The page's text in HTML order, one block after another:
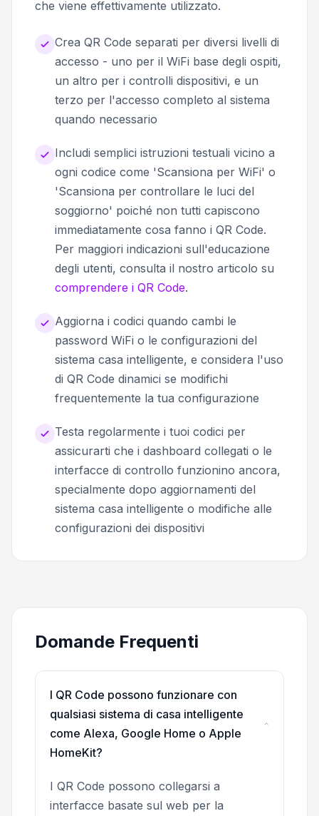
che viene effettivamente utilizzato.
Crea QR Code separati per diversi livelli di
accesso - uno per il WiFi base degli ospiti,
un altro per i controlli dispositivi, e un
terzo per l'accesso completo al sistema
quando necessario
Includi semplici istruzioni testuali vicino a
ogni codice come 'Scansiona per WiFi' o
'Scansiona per controllare le luci del
soggiorno' poiché non tutti capiscono
immediatamente cosa fanno i QR Code.
Per maggiori indicazioni sull'educazione
degli utenti, consulta il nostro articolo su
comprendere i QR Code.
Aggiorna i codici quando cambi le
password WiFi o le configurazioni del
sistema casa intelligente, e considera l'uso
di QR Code dinamici se modifichi
frequentemente la tua configurazione
Testa regolarmente i tuoi codici per
assicurarti che i dashboard collegati o le
interfacce di controllo funzionino ancora,
specialmente dopo aggiornamenti del
sistema casa intelligente o modifiche alle
configurazioni dei dispositivi
Domande Frequenti
I QR Code possono funzionare con
qualsiasi sistema di casa intelligente
come Alexa, Google Home o Apple
HomeKit?
I QR Code possono collegarsi a
interfacce basate sul web per la